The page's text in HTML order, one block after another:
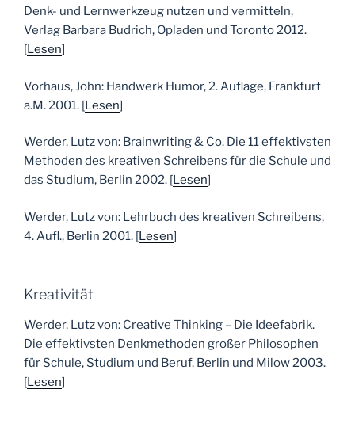
Denk- und Lernwerkzeug nutzen und vermitteln,
Verlag Barbara Budrich, Opladen und Toronto 2012.
[Lesen]
Vorhaus, John: Handwerk Humor, 2. Auflage, Frankfurt
a.M. 2001. [Lesen]
Werder, Lutz von: Brainwriting & Co. Die 11 effektivsten
Methoden des kreativen Schreibens für die Schule und
das Studium, Berlin 2002. [Lesen]
Werder, Lutz von: Lehrbuch des kreativen Schreibens,
4. Aufl., Berlin 2001. [Lesen]
Kreativität
Werder, Lutz von: Creative Thinking – Die Ideefabrik.
Die effektivsten Denkmethoden großer Philosophen
für Schule, Studium und Beruf, Berlin und Milow 2003.
[Lesen]